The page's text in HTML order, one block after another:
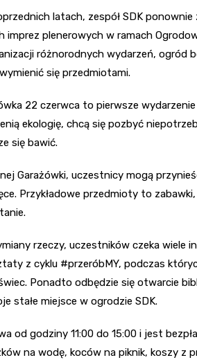
latach, zespół SDK
imprez plenerowych w ramach
różnorodnych wydarzeń,
się przedmiotami.
22 czerwca to pierwsze
ekologię, chcą się pozbyć
się bawić.
Garażówki, uczestnicy mogą
Przykładowe przedmioty to
rzeczy, uczestników czeka wiele
z cyklu #przeróbMY, podczas
Ponadto odbędzie się otwarcie
stałe miejsce w ogrodzie SDK.
od godziny 11:00 do 15:00 i jest
na wodę, koców na piknik, koszy z